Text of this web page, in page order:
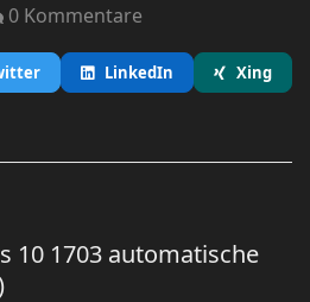
0 Kommentare
LinkedIn
Xing
10 1703 automatische